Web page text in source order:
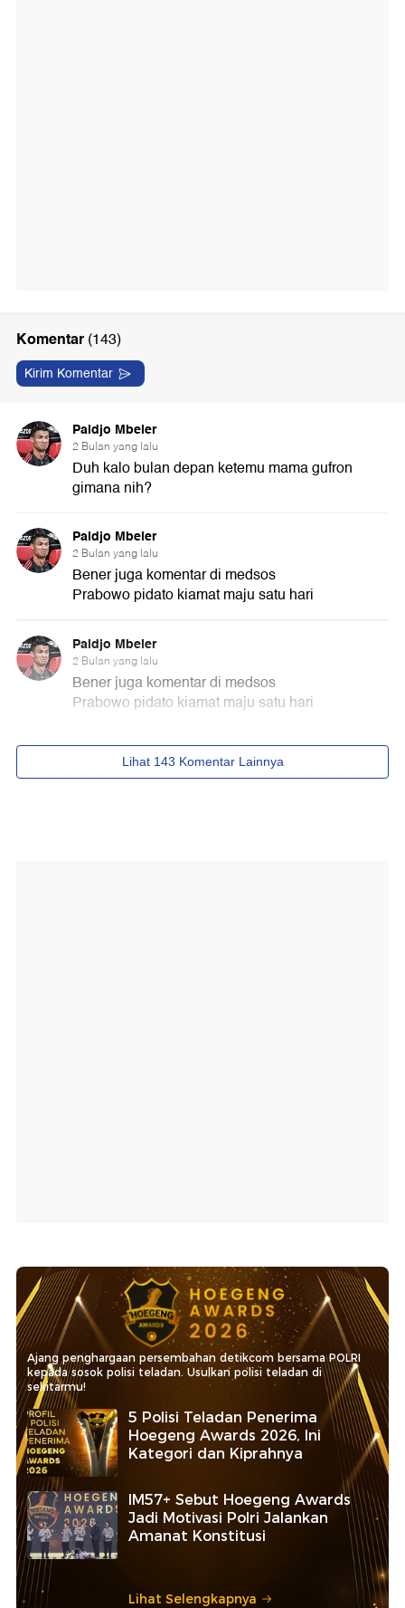
Ajang penghargaan persembahan detikcom bersama POLRI
kepada sosok polisi teladan. Usulkan polisi teladan di
sekitarmu!
5 Polisi Teladan Penerima
Hoegeng Awards 2026, Ini
Kategori dan Kiprahnya
IM57+ Sebut Hoegeng Awards
Jadi Motivasi Polri Jalankan
Amanat Konstitusi
Lihat Selengkapnya